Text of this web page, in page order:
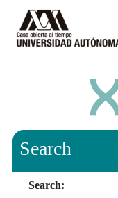
Search
Search: